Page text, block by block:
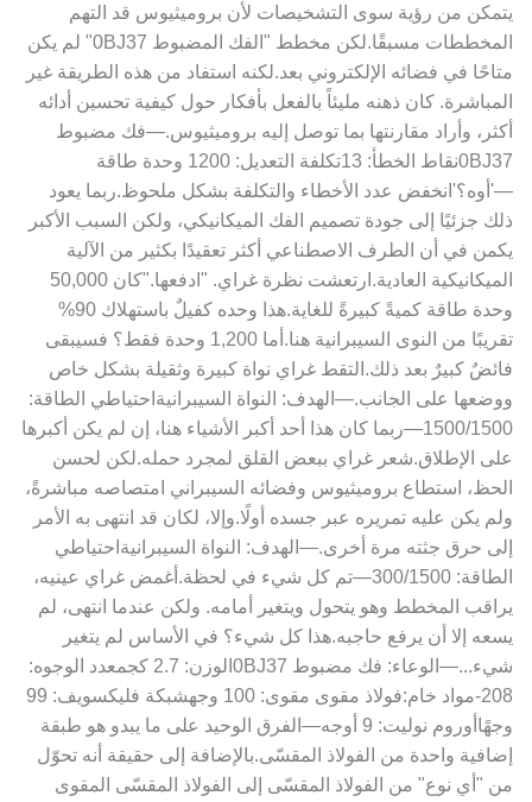
يتمكن من رؤية سوى التشخيصات لأن بروميثيوس قد التهم
المخططات مسبقًا.لكن مخطط "الفك المضبوط 0BJ37" لم يكن
متاحًا في فضائه الإلكتروني بعد.لكنه استفاد من هذه الطريقة غير
المباشرة. كان ذهنه مليئاً بالفعل بأفكار حول كيفية تحسين أدائه
أكثر، وأراد مقارنتها بما توصل إليه بروميثيوس.—فك مضبوط
0BJ37نقاط الخطأ: 13تكلفة التعديل: 1200 وحدة طاقة
—'أوه؟'انخفض عدد الأخطاء والتكلفة بشكل ملحوظ.ربما يعود
ذلك جزئيًا إلى جودة تصميم الفك الميكانيكي، ولكن السبب الأكبر
يكمن في أن الطرف الاصطناعي أكثر تعقيدًا بكثير من الآلية
الميكانيكية العادية.ارتعشت نظرة غراي. "ادفعها."كان 50,000
وحدة طاقة كميةً كبيرةً للغاية.هذا وحده كفيلٌ باستهلاك 90%
تقريبًا من النوى السيبرانية هنا.أما 1,200 وحدة فقط؟ فسيبقى
فائضٌ كبيرٌ بعد ذلك.التقط غراي نواة كبيرة وثقيلة بشكل خاص
ووضعها على الجانب.—الهدف: النواة السيبرانيةاحتياطي الطاقة:
1500/1500—ربما كان هذا أحد أكبر الأشياء هنا، إن لم يكن أكبرها
على الإطلاق.شعر غراي ببعض القلق لمجرد حمله.لكن لحسن
الحظ، استطاع بروميثيوس وفضائه السيبراني امتصاصه مباشرةً،
ولم يكن عليه تمريره عبر جسده أولًا.وإلا، لكان قد انتهى به الأمر
إلى حرق جثته مرة أخرى.—الهدف: النواة السيبرانيةاحتياطي
الطاقة: 300/1500—تم كل شيء في لحظة.أغمض غراي عينيه،
يراقب المخطط وهو يتحول ويتغير أمامه. ولكن عندما انتهى، لم
يسعه إلا أن يرفع حاجبه.هذا كل شيء؟ في الأساس لم يتغير
شيء...—الوعاء: فك مضبوط 0BJ37الوزن: 2.7 كجمعدد الوجوه:
208-مواد خام:فولاذ مقوى مقوى: 100 وجهشبكة فليكسويف: 99
وجهًاأوروم نوليت: 9 أوجه—الفرق الوحيد على ما يبدو هو طبقة
إضافية واحدة من الفولاذ المقسّى.بالإضافة إلى حقيقة أنه تحوّل
من "أي نوع" من الفولاذ المقسّى إلى الفولاذ المقسّى المقوى